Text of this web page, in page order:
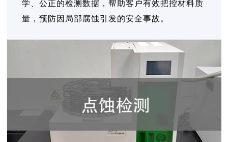
学、公正的检测数据，帮助客户有效把控材料质
量，预防因局部腐蚀引发的安全事故。